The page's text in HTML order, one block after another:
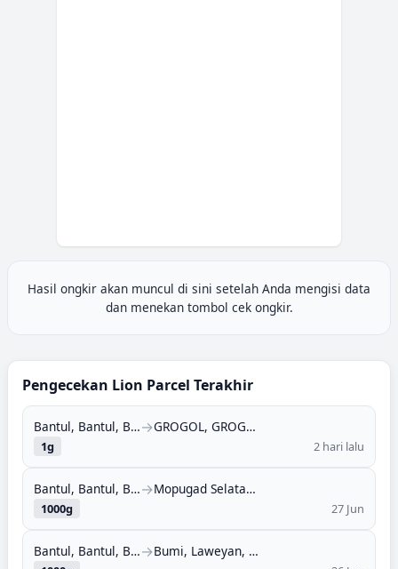
Hasil ongkir akan muncul di sini setelah Anda mengisi data
dan menekan tombol cek ongkir.
Pengecekan Lion Parcel Terakhir
Bantul, Bantul, Bantul, DI Yogyakarta (55711)→ GROGOL, GROGOL PETAMBURAN, JAKARTA BARAT, DKI JAKARTA (11450)
1g 2 hari lalu
Bantul, Bantul, Bantul, DI Yogyakarta (55711)→ Mopugad Selatan, Dumoga Utara, Bolaang Mongondow (Bolmong), Sulawesi Utara (95734)
1000g 27 Jun
Bantul, Bantul, Bantul, DI Yogyakarta (55711)→ Bumi, Laweyan, Surakarta (Solo), Jawa Tengah (57148)